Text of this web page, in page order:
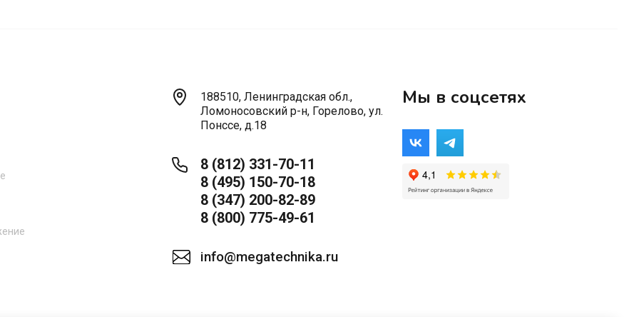
188510, Ленинградская обл.,
Ломоносовский р-н, Горелово, ул.
Понссе, д.18
8 (812) 331-70-11
8 (495) 150-70-18
8 (347) 200-82-89
8 (800) 775-49-61
info@megatechnika.ru
Мы в соцсетях